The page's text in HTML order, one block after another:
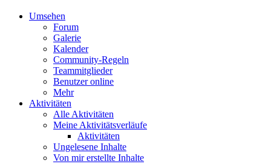
Umsehen
Forum
Galerie
Kalender
Community-Regeln
Teammitglieder
Benutzer online
Mehr
Aktivitäten
Alle Aktivitäten
Meine Aktivitätsverläufe
Aktivitäten
Ungelesene Inhalte
Von mir erstellte Inhalte